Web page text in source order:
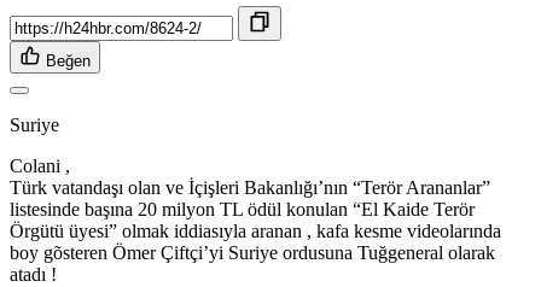
Beğen
Suriye
Colani ,
Türk vatandaşı olan ve İçişleri Bakanlığı’nın “Terör Arananlar”
listesinde başına 20 milyon TL ödül konulan “El Kaide Terör
Örgütü üyesi” olmak iddiasıyla aranan , kafa kesme videolarında
boy gõsteren Ömer Çiftçi’yi Suriye ordusuna Tuğgeneral olarak
atadı !